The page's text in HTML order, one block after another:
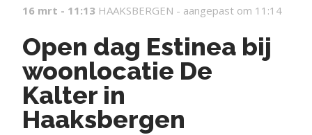
16 mrt - 11:13 HAAKSBERGEN - aangepast om 11:14
Open dag Estinea bij
woonlocatie De
Kalter in
Haaksbergen